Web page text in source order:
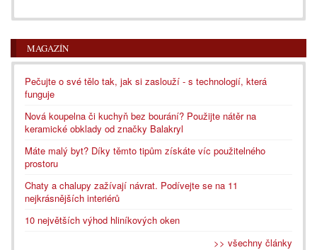
MAGAZÍN
Pečujte o své tělo tak, jak si zaslouží - s technologií, která
funguje
Nová koupelna či kuchyň bez bourání? Použijte nátěr na
keramické obklady od značky Balakryl
Máte malý byt? Díky těmto tipům získáte víc použitelného
prostoru
Chaty a chalupy zažívají návrat. Podívejte se na 11
nejkrásnějších interiérů
10 největších výhod hliníkových oken
>> všechny články